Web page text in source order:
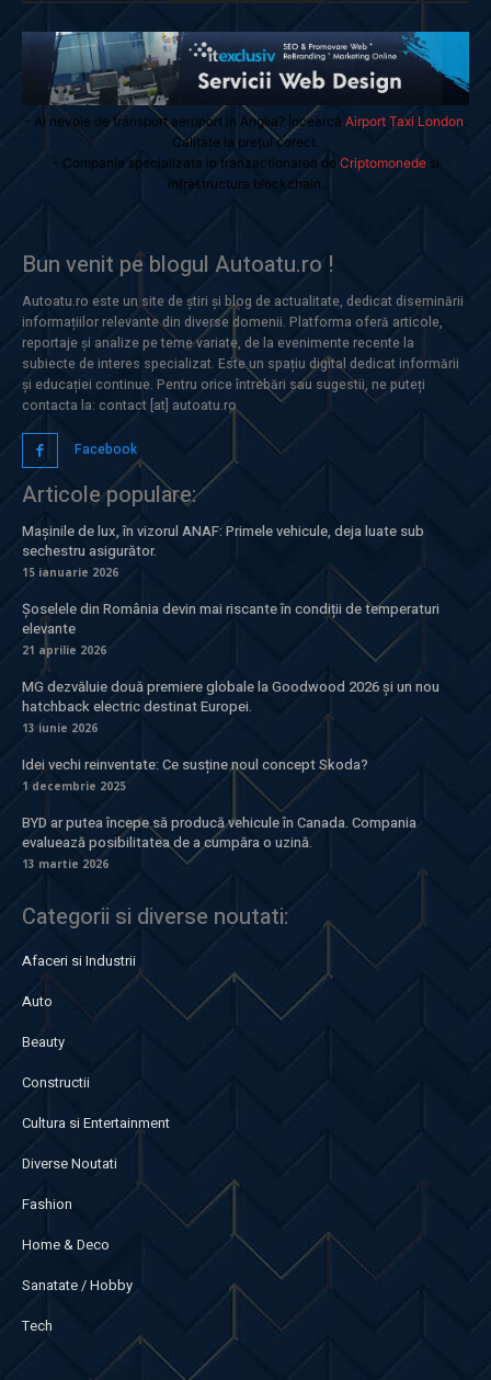
- Ai nevoie de transport aeroport in Anglia? Încearcă Airport Taxi London
Calitate la prețul corect.
- Companie specializata in tranzactionarea de Criptomonedesi
infrastructura blockchain.
Bun venit pe blogul Autoatu.ro !
Autoatu.ro este un site de știri și blog de actualitate, dedicat diseminării
informațiilor relevante din diverse domenii. Platforma oferă articole,
reportaje și analize pe teme variate, de la evenimente recente la
subiecte de interes specializat. Este un spațiu digital dedicat informării
și educației continue. Pentru orice întrebări sau sugestii, ne puteți
contacta la: contact [at] autoatu.ro
Facebook
Articole populare:
Mașinile de lux, în vizorul ANAF: Primele vehicule, deja luate sub
sechestru asigurător.
15 ianuarie 2026
Șoselele din România devin mai riscante în condiții de temperaturi
elevante
21 aprilie 2026
MG dezvăluie două premiere globale la Goodwood 2026 și un nou
hatchback electric destinat Europei.
13 iunie 2026
Idei vechi reinventate: Ce susține noul concept Skoda?
1 decembrie 2025
BYD ar putea începe să producă vehicule în Canada. Compania
evaluează posibilitatea de a cumpăra o uzină.
13 martie 2026
Categorii si diverse noutati:
Afaceri si Industrii
Auto
Beauty
Constructii
Cultura si Entertainment
Diverse Noutati
Fashion
Home & Deco
Sanatate / Hobby
Tech